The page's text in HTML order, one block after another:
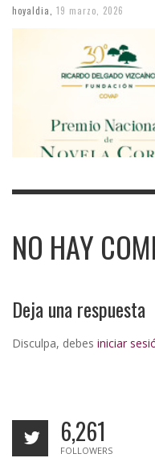
hoyaldia 19 marzo, 2026
NO HAY
Deja una respuesta
Disculpa, debes iniciar
6,261
FOLLOWERS